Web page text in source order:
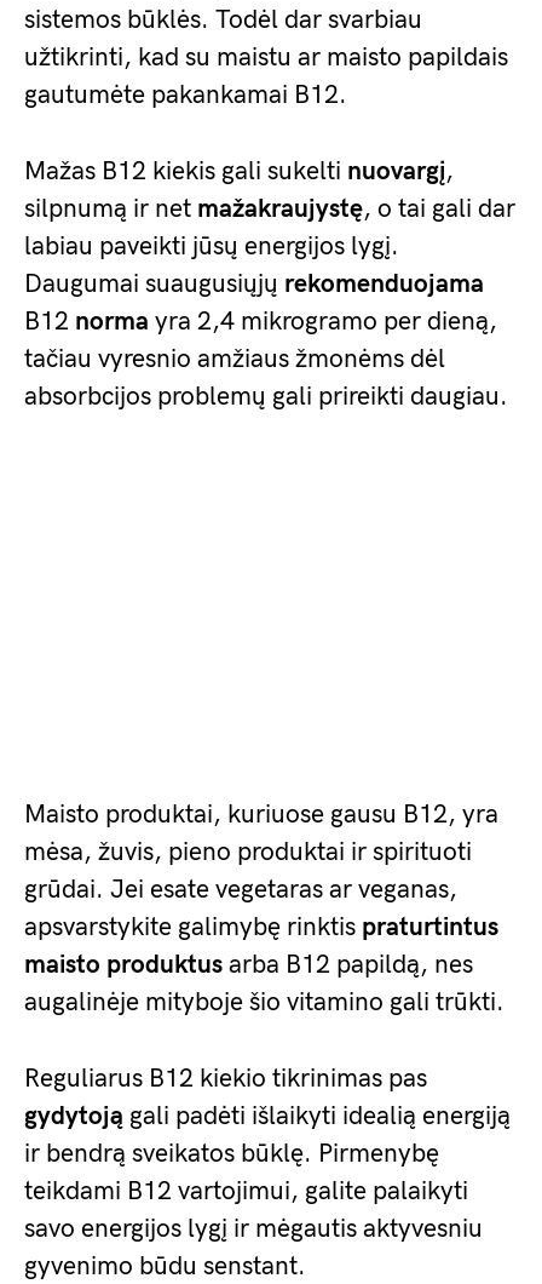
sistemos būklės. Todėl dar svarbiau
užtikrinti, kad su maistu ar maisto papildais
gautumėte pakankamai B12.
Mažas B12 kiekis gali sukelti nuovargį,
silpnumą ir net mažakraujystę, o tai gali dar
labiau paveikti jūsų energijos lygį.
Daugumai suaugusiųjų rekomenduojama
B12 norma yra 2,4 mikrogramo per dieną,
tačiau vyresnio amžiaus žmonėms dėl
absorbcijos problemų gali prireikti daugiau.
Maisto produktai, kuriuose gausu B12, yra
mėsa, žuvis, pieno produktai ir spirituoti
grūdai. Jei esate vegetaras ar veganas,
apsvarstykite galimybę rinktis praturtintus
maisto produktus arba B12 papildą, nes
augalinėje mityboje šio vitamino gali trūkti.
Reguliarus B12 kiekio tikrinimas pas
gydytoją gali padėti išlaikyti idealią energiją
ir bendrą sveikatos būklę. Pirmenybę
teikdami B12 vartojimui, galite palaikyti
savo energijos lygį ir mėgautis aktyvesniu
gyvenimo būdu senstant.